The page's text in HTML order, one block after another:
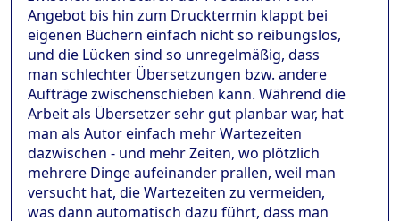
Angebot bis hin zum Drucktermin klappt bei
eigenen Büchern einfach nicht so reibungslos,
und die Lücken sind so unregelmäßig, dass
man schlechter Übersetzungen bzw. andere
Aufträge zwischenschieben kann. Während die
Arbeit als Übersetzer sehr gut planbar war, hat
man als Autor einfach mehr Wartezeiten
dazwischen - und mehr Zeiten, wo plötzlich
mehrere Dinge aufeinander prallen, weil man
versucht hat, die Wartezeiten zu vermeiden,
was dann automatisch dazu führt, dass man